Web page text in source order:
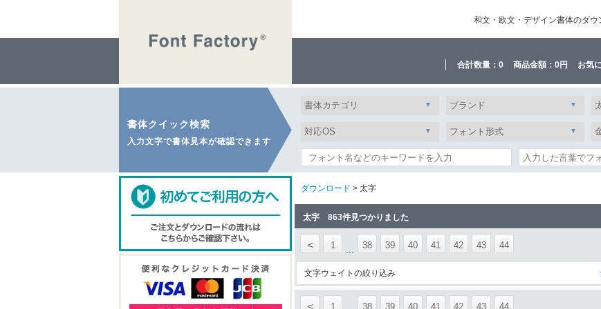
和文・欧文・デザイン書体のダウ
合計数量： 0 商品金額： 0円 お気
書体クイック検索
入力文字で書体見本が確認できます
ダウンロード > 太字
太字 863件見つかりました
< 1 ... 38 39 40 41 42 43 44
文字ウェイトの絞り込み
< 1 38 39 40 41 42 43 44